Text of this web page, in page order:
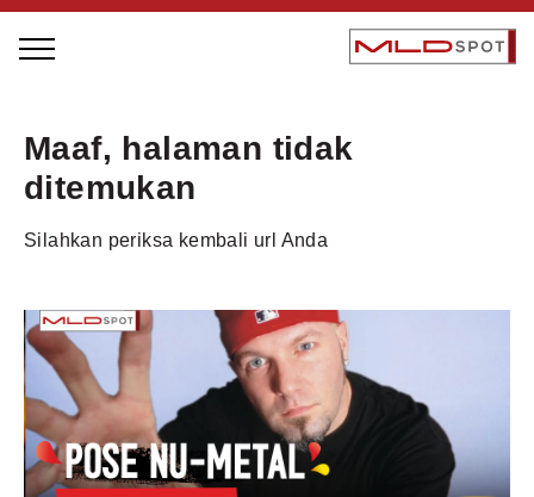
LOCAL GREATNESS
INSPIRING PRODUCTS
INSPIRING COMMUNITIES
TRENDING
EVENTS
MLDPODCAST
Maaf, halaman tidak
ditemukan
Silahkan periksa kembali url Anda